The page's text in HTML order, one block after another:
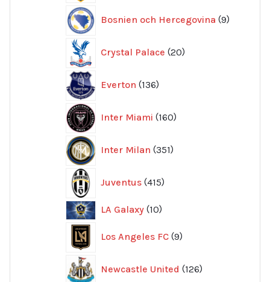
Bosnien och Hercegovina 9
produkter
Crystal Palace 20
produkter
Everton 136
produkter
Inter Miami 160
produkter
Inter Milan 351
produkter
Juventus 415
produkter
LA Galaxy 1010
Los Angeles FC 9
produkter
Newcastle United 126
produkter